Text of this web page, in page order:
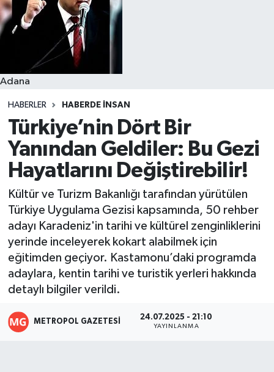
Adana
HABERLER HABERDE INSAN
Türkiye’nin Dört Bir
Yanından Geldiler: Bu Gezi
Hayatlarını Değiştirebilir!
Kültür ve Turizm Bakanlığı tarafından yürütülen
Türkiye Uygulama Gezisi kapsamında, 50 rehber
adayı Karadeniz'in tarihi ve kültürel zenginliklerini
yerinde inceleyerek kokart alabilmek için
eğitimden geçiyor. Kastamonu’daki programda
adaylara, kentin tarihi ve turistik yerleri hakkında
detaylı bilgiler verildi.
METROPOL GAZETESI 24.07.2025 - 21:10
YAYINLANMA
Resmi İlanlar